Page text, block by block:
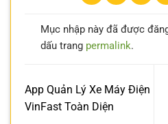
Mục nhập này đã được
dấu trang permalink.
App Quản Lý Xe Máy Điện
VinFast Toàn Diện